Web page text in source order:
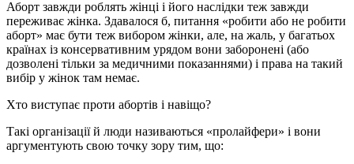
Аборт завжди роблять жінці і його наслідки теж завжди
переживає жінка. Здавалося б, питання «робити або не робити
аборт» має бути теж вибором жінки, але, на жаль, у багатьох
країнах із консервативним урядом вони заборонені (або
дозволені тільки за медичними показаннями) і права на такий
вибір у жінок там немає.
Хто виступає проти абортів і навіщо?
Такі організації й люди називаються «пролайфери» і вони
аргументують свою точку зору тим, що: